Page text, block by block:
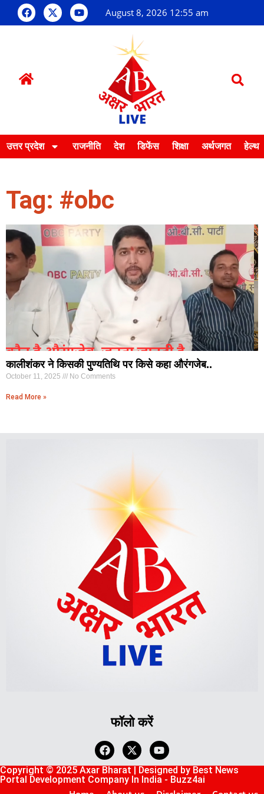
August 8, 2026 12:55 am
उत्तर प्रदेश राजनीति देश डिफेंस शिक्षा अर्थजगत हेल्थ
Tag: #obc
कालीशंकर ने किसकी पुण्यतिथि पर किसे कहा औरंगजेब..
October 11, 2025 No Comments
Read More »
फॉलो करें
Copyright © 2025 Axar Bharat | Designed by Best News
Portal Development Company In India - Buzz4ai